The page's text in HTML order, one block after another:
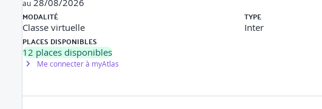
des différentes émotions.
associées à chaque émotion
émotions dans diverses situations stressantes
de manière appropriée
ses émotions
les autres
au 28/08/2026
MODALITÉ
Classe virtuelle
TYPE
Inter
PLACES DISPONIBLES
12 places disponibles
Me connecter à myAtlas